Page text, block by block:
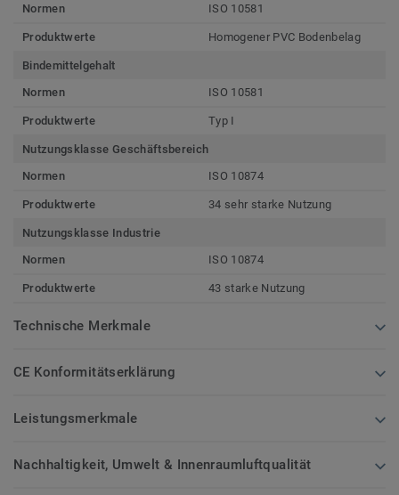
Normen
ISO 10581
Produktwerte Homogener PVC Bodenbelag
Bindemittelgehalt
Normen
ISO 10581
Produktwerte Typ I
Nutzungsklasse Geschäftsbereich
Normen
ISO 10874
Produktwerte 34 sehr starke Nutzung
Nutzungsklasse Industrie
Normen
ISO 10874
Produktwerte 43 starke Nutzung
Technische Merkmale
CE Konformitätserklärung
Leistungsmerkmale
Nachhaltigkeit, Umwelt & Innenraumluftqualität